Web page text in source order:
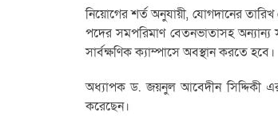
‎নিয়োগের শর্ত অনুযায়ী, যোগদানের
পদের সমপরিমাণ বেতনভাতাসহ অন্যান্য
সার্বক্ষণিক ক্যাম্পাসে অবস্থান করতে হবে।
‎অধ্যাপক ড. জয়নুল আবেদীন সিদ্দিকী
করেছেন।